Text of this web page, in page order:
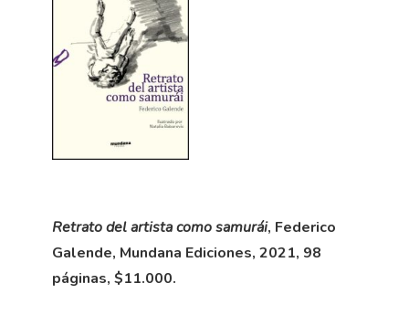
Retrato del artista como samurái, Federico
Galende, Mundana Ediciones, 2021, 98
páginas, $11.000.